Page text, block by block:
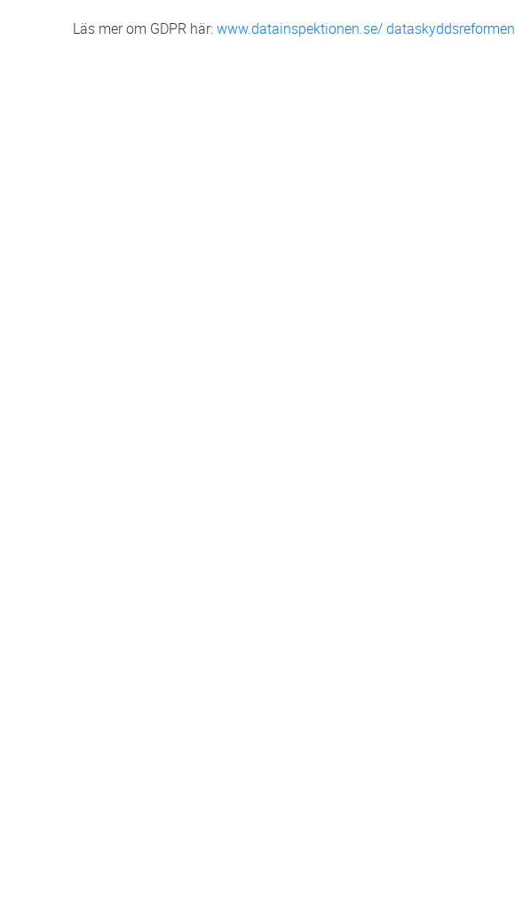
Läs mer om GDPR här:www.datainspektionen.se/ dataskyddsreformen